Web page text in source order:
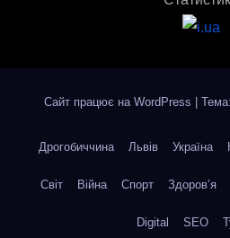
Сайт працює на WordPress |
Дрогобиччина Львів Україна
Світ Війна Спорт Здоров’я
Digital SEO